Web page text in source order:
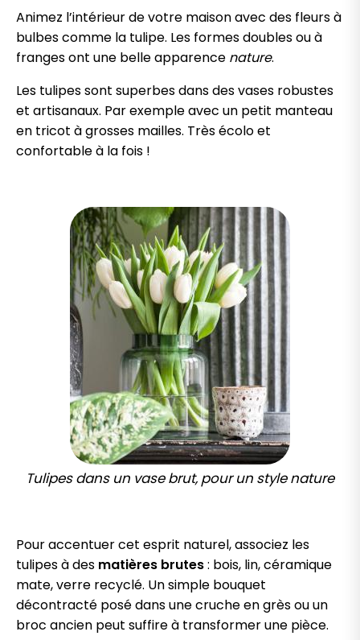
Animez l’intérieur de votre maison avec des fleurs à
bulbes comme la tulipe. Les formes doubles ou à
franges ont une belle apparence nature.
Les tulipes sont superbes dans des vases robustes
et artisanaux. Par exemple avec un petit manteau
en tricot à grosses mailles. Très écolo et
confortable à la fois !
Tulipes dans un vase brut, pour un style nature
Pour accentuer cet esprit naturel, associez les
tulipes à des matières brutes: bois, lin, céramique
mate, verre recyclé. Un simple bouquet
décontracté posé dans une cruche en grès ou un
broc ancien peut suffire à transformer une pièce.